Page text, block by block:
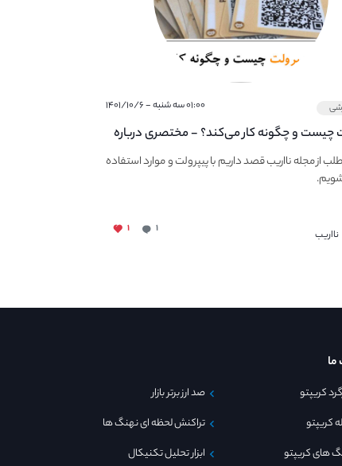
۰۱:۰۰ سه شنبه - ۱۴۰۱/۱۰/۶
چیست و چگونه کار می‌کند؟ - مختصری درباره
از مجله نااریب قصد داریم با پیپر‌ولت و موارد استفاده
نااریب ۱ ۱
کریپتو
کریپتو
های کریپتو
صد ارز برتر بازار
تراکنش لحظه ای نهنگ ها
ابزار تحلیل تکنیکال